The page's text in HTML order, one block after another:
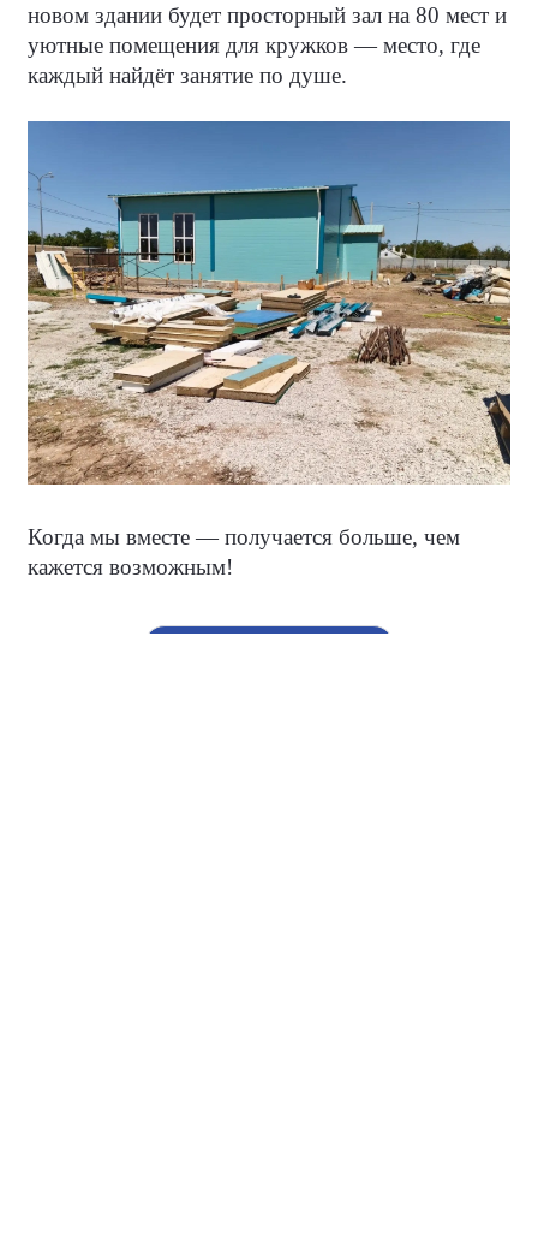
новом здании будет просторный зал на 80 мест и
уютные помещения для кружков — место, где
каждый найдёт занятие по душе.
Когда мы вместе — получается больше, чем
кажется возможным!